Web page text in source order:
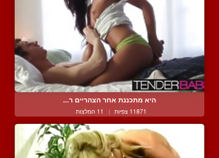
היא מתכננת אחר הצהריים ר...
11871 צפיות | 11 המלצות